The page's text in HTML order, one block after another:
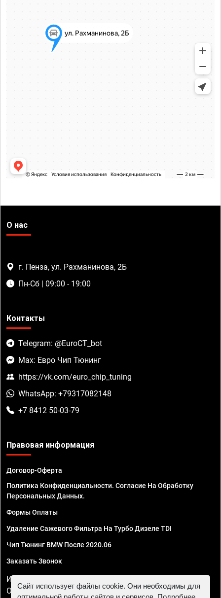
О нас
г. Пенза, ул. Рахманинова, 2Б
Пн-Сб | 09:00 - 19:00
Контакты
Telegram: @EuroCT_bot
Max: Евро Чип Тюнинг
https://vk.com/euro_chip_tuning
WhatsApp: +79317082148
+7 8412 50-03-79
Правовая информация
Договор-Оферта
Политика Конфиденциальности. Согласие На Обработку
Персональных Данных.
Формы Оплаты
Удаление Сажевого Фильтра На Турбо Дизеле TDI
Чип Тюнинг BMW После 2020.06
Заказать Звонок
ИП Смирнов Георгий Павлович. ИНН 781302555843,
ОГРНИП 324470400032610
Сайт использует файлы cookie. Они необходимы для